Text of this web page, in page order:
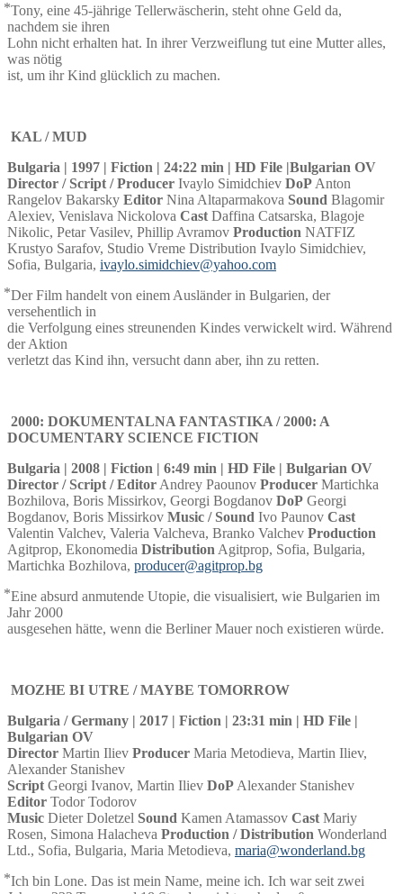
⃰ Tony, eine 45-jährige Tellerwäscherin, steht ohne Geld da,
nachdem sie ihren
Lohn nicht erhalten hat. In ihrer Verzweiflung tut eine Mutter alles,
was nötig
ist, um ihr Kind glücklich zu machen.
KAL / MUD
Bulgaria | 1997 | Fiction | 24:22 min | HD File |Bulgarian OV
Director / Script / Producer Ivaylo Simidchiev DoP Anton
Rangelov Bakarsky Editor Nina Altaparmakova Sound Blagomir
Alexiev, Venislava Nickolova Cast Daffina Catsarska, Blagoje
Nikolic, Petar Vasilev, Phillip Avramov Production NATFIZ
Krustyo Sarafov, Studio Vreme Distribution Ivaylo Simidchiev,
Sofia, Bulgaria, ivaylo.simidchiev@yahoo.com
⃰ Der Film handelt von einem Ausländer in Bulgarien, der
versehentlich in
die Verfolgung eines streunenden Kindes verwickelt wird. Während
der Aktion
verletzt das Kind ihn, versucht dann aber, ihn zu retten.
2000: DOKUMENTALNA FANTASTIKA / 2000: A
DOCUMENTARY SCIENCE FICTION
Bulgaria | 2008 | Fiction | 6:49 min | HD File | Bulgarian OV
Director / Script / Editor Andrey Paounov Producer Martichka
Bozhilova, Boris Missirkov, Georgi Bogdanov DoP Georgi
Bogdanov, Boris Missirkov Music / Sound Ivo Paunov Cast
Valentin Valchev, Valeria Valcheva, Branko Valchev Production
Agitprop, Ekonomedia Distribution Agitprop, Sofia, Bulgaria,
Martichka Bozhilova, producer@agitprop.bg
⃰ Eine absurd anmutende Utopie, die visualisiert, wie Bulgarien im
Jahr 2000
ausgesehen hätte, wenn die Berliner Mauer noch existieren würde.
MOZHE BI UTRE / MAYBE TOMORROW
Bulgaria / Germany | 2017 | Fiction | 23:31 min | HD File |
Bulgarian OV
Director Martin Iliev Producer Maria Metodieva, Martin Iliev,
Alexander Stanishev
Script Georgi Ivanov, Martin Iliev DoP Alexander Stanishev
Editor Todor Todorov
Music Dieter Doletzel Sound Kamen Atamassov Cast Mariy
Rosen, Simona Halacheva Production / Distribution Wonderland
Ltd., Sofia, Bulgaria, Maria Metodieva, maria@wonderland.bg
⃰ Ich bin Lone. Das ist mein Name, meine ich. Ich war seit zwei